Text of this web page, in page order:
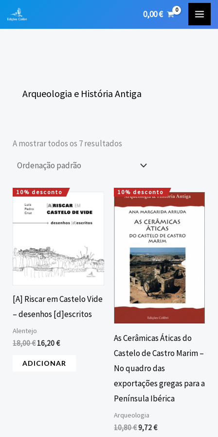
0,00€
Arqueologia e História Antiga
A mostrar todos os 7 resultados
10% desconto
[A] Riscar em Castelo Vide
– desenhos [d]escritos
Alentejo
18,00€
O
preço
original
era:
16,20€
O
preço
atual
é:
ADICIONAR
10% desconto
As Cerâmicas Áticas do
Castelo de Castro Marim –
No quadro das
exportações gregas para a
Península Ibérica
Arqueologia
10,80€
O
preço
original
era:
10,80 €.
9,72€
O
preço
atual
é:
9,72 €.